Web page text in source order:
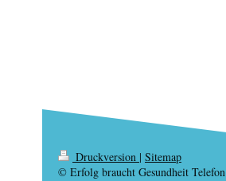
Druckversion | Sitemap
© Erfolg braucht Gesundheit